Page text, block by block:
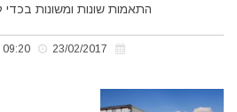
התאמות שונות ומשונות בכדי